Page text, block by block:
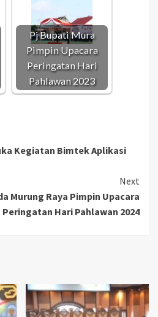
Pj Bupati Mura
Pimpin Upacara
Peringatan Hari
Pahlawan 2023
Kegiatan Bimtek Aplikasi
Next
Murung Raya Pimpin Upacara
Peringatan Hari Pahlawan 2024